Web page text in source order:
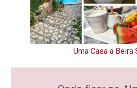
Uma Casa a Beira